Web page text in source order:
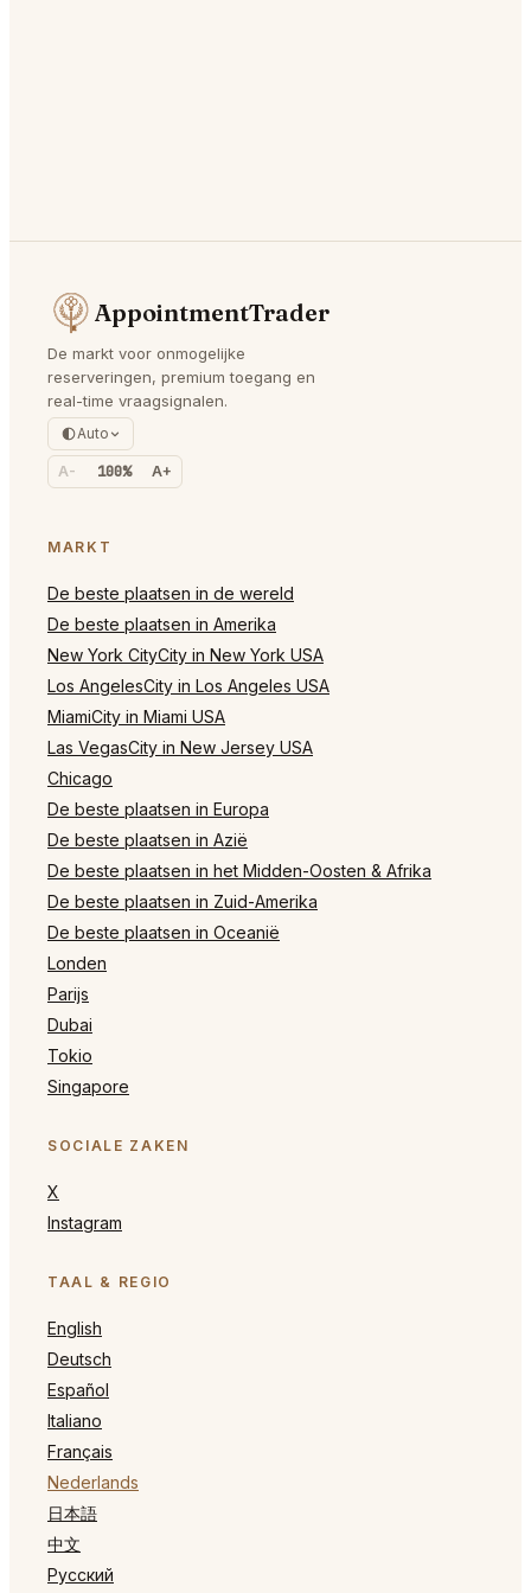
AppointmentTrader
De markt voor onmogelijke
reserveringen, premium toegang en
real-time vraagsignalen.
Auto
A- 100% A+
MARKT
De beste plaatsen in de wereld
De beste plaatsen in Amerika
New York CityCity in New York USA
Los AngelesCity in Los Angeles USA
MiamiCity in Miami USA
Las VegasCity in New Jersey USA
Chicago
De beste plaatsen in Europa
De beste plaatsen in Azië
De beste plaatsen in het Midden-Oosten & Afrika
De beste plaatsen in Zuid-Amerika
De beste plaatsen in Oceanië
Londen
Parijs
Dubai
Tokio
Singapore
SOCIALE ZAKEN
X
Instagram
TAAL & REGIO
English
Deutsch
Español
Italiano
Français
Nederlands
日本語
中文
Русский